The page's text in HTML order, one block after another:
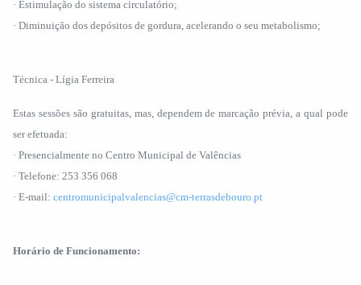
· Estimulação do sistema circulatório;
· Diminuição dos depósitos de gordura, acelerando o seu metabolismo;
Técnica - Lígia Ferreira
Estas sessões são gratuitas, mas, dependem de marcação prévia, a qual pode
ser efetuada:
· Presencialmente no Centro Municipal de Valências
· Telefone: 253 356 068
· E-mail: centromunicipalvalencias@cm-terrasdebouro.pt
Horário de Funcionamento: